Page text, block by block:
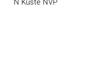
N Küste NVP